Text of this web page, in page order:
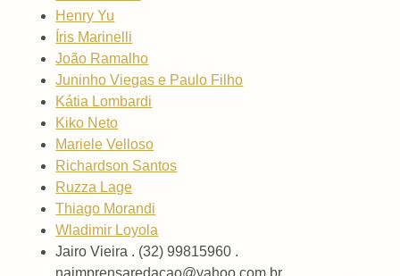
Henry Yu
Íris Marinelli
João Ramalho
Juninho Viegas e Paulo Filho
Kátia Lombardi
Kiko Neto
Mariele Velloso
Richardson Santos
Ruzza Lage
Thiago Morandi
Wladimir Loyola
Jairo Vieira . (32) 99815960 .